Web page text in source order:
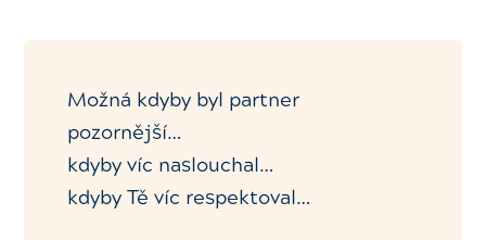
Možná kdyby byl partner
pozornější…
kdyby víc naslouchal…
kdyby Tě víc respektoval…